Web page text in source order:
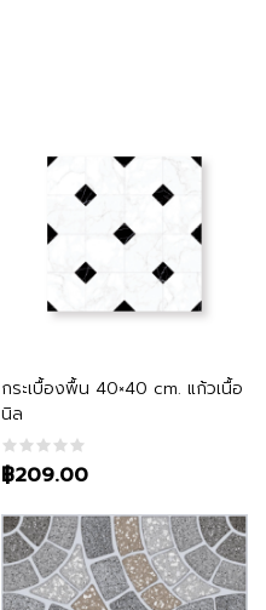
กระเบื้องพื้น 40×40 cm. แก้วเนื้อ
นิล
฿209.00
หยิบใส่ตะกร้า